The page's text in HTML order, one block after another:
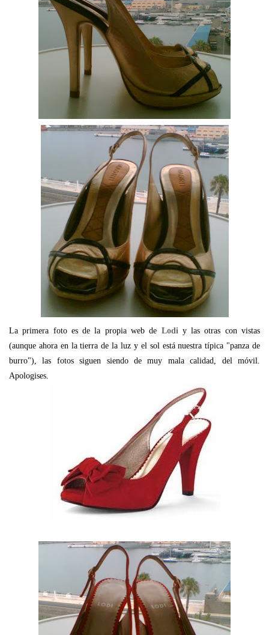
La primera foto es de la propia web de Lodi y las otras con vistas
(aunque ahora en la tierra de la luz y el sol está nuestra típica "panza de
burro"), las fotos siguen siendo de muy mala calidad, del móvil.
Apologises.